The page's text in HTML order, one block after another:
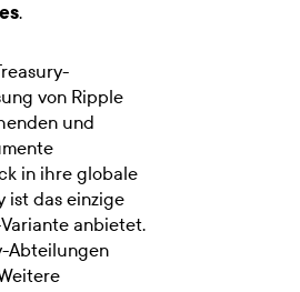
.
von Ripple
und
in ihre globale
ist das einzige
anbietet.
Abteilungen